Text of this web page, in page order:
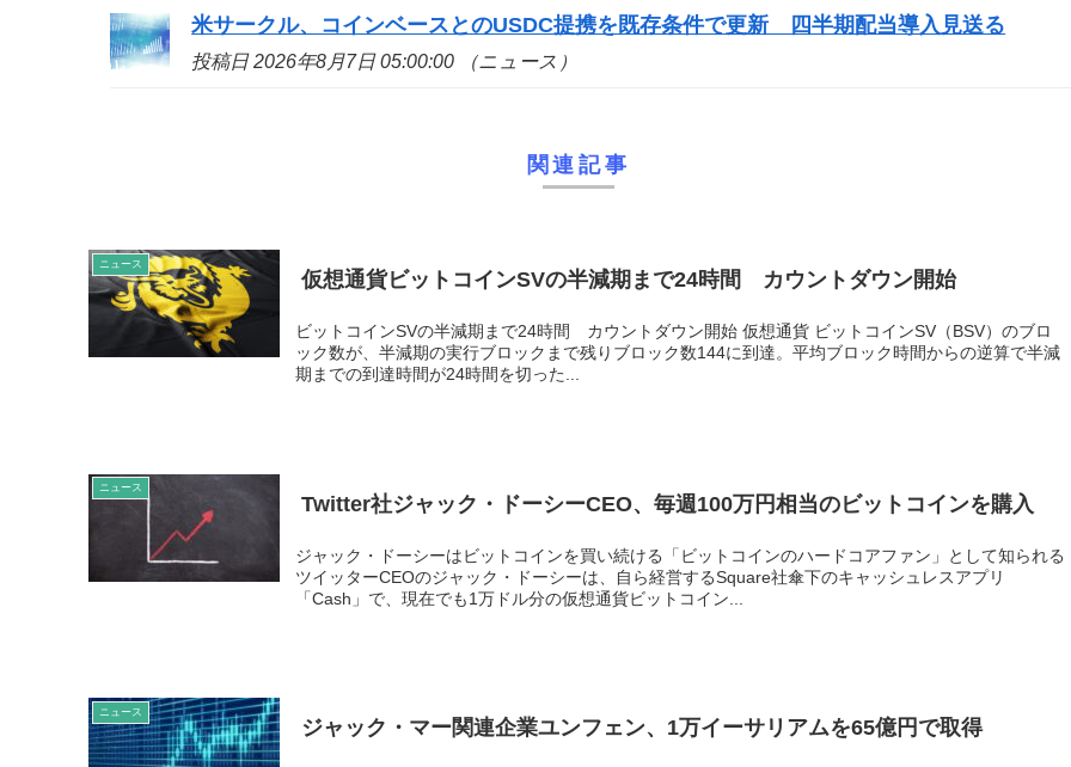
米サークル、コインベースとのUSDC提携を既存条件で更新 四半期配当導入見送る
投稿日 2026年8月7日 05:00:00 （ニュース）
関連記事
ニュース
仮想通貨ビットコインSVの半減期まで24時間 カウントダウン開始
ビットコインSVの半減期まで24時間 カウントダウン開始 仮想通貨 ビットコインSV（BSV）のブロ
ック数が、半減期の実行ブロックまで残りブロック数144に到達。平均ブロック時間からの逆算で半減
期までの到達時間が24時間を切った...
ニュース
Twitter社ジャック・ドーシーCEO、毎週100万円相当のビットコインを購入
ジャック・ドーシーはビットコインを買い続ける「ビットコインのハードコアファン」として知られる
ツイッターCEOのジャック・ドーシーは、自ら経営するSquare社傘下のキャッシュレスアプリ
「Cash」で、現在でも1万ドル分の仮想通貨ビットコイン...
ニュース
ジャック・マー関連企業ユンフェン、1万イーサリアムを65億円で取得